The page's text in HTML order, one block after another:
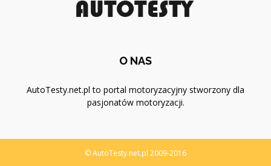
O NAS
AutoTesty.net.pl to portal motoryzacyjny stworzony dla
pasjonatów motoryzacji.
© AutoTesty.net.pl 2009-2016